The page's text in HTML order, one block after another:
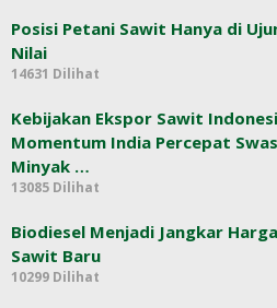
Posisi Petani Sawit Hanya di
Nilai
14631 Dilihat
Kebijakan Ekspor Sawit
Momentum India Percepat
Minyak …
13085 Dilihat
Biodiesel Menjadi Jangkar
Sawit Baru
10299 Dilihat